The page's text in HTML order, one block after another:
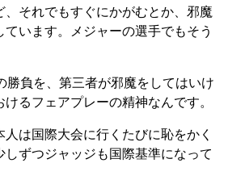
、それでもすぐにかがむとか、邪魔
います。メジャーの選手でもそう
負を、第三者が邪魔をしてはいけ
るフェアプレーの精神なんです。
は国際大会に行くたびに恥をかく
しずつジャッジも国際基準になって